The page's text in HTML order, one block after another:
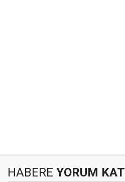
HABERE YORUM KAT